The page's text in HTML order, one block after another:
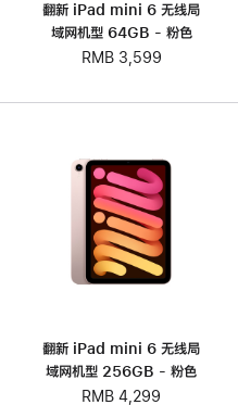
翻新 iPad mini 6 无线局
域网机型 64GB - 粉色
RMB 3,599
翻新 iPad mini 6 无线局
域网机型 256GB - 粉色
RMB 4,299